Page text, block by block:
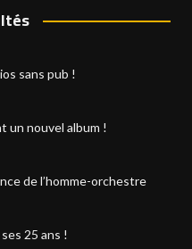
sans pub !
un nouvel album !
de l’homme-orchestre
25 ans !